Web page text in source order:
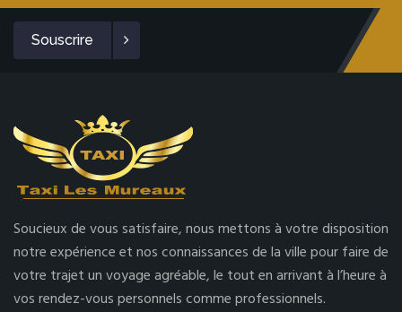
Souscrire
Soucieux de vous satisfaire, nous mettons à votre disposition
notre expérience et nos connaissances de la ville pour faire de
votre trajet un voyage agréable, le tout en arrivant à l’heure à
vos rendez-vous personnels comme professionnels.